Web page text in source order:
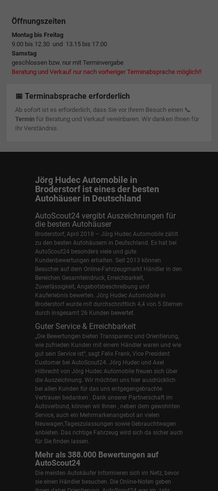
Öffnungszeiten
Montag bis Freitag
9.00 bis 12.30 und 13.15 bis 17.00
Samstag
geschlossen bzw. nur mit Terminvergabe
Beratung und Verkauf nur nach vorheriger Terminabsprache möglich!!
📅 Terminabsprache erforderlich
Ab sofort ist es erforderlich, dass Sie vor Ihrem Besuch einen 📞
Terminfür Beratung und Verkauf vereinbaren. Wir danken Ihnen für
Ihr Verständnis.
Jörg Hudec Automobile in
Broderstorf ist eines der besten
Autohäuser in Deutschland
AutoScout24 vergibt Auszeichnungen für
die besten Autohäuser
Broderstorf, April 2018 – Jörg Hudec Automobile zählt
zu den besten Autohäusern in Deutschland. Es hat bei
AutoScout24 besonders viele und gute
Kundenbewertungen erhalten. Seit 2013 können
Besucher auf dem Online-Fahrzeugmarkt Händler in den
Bereichen Gesamteindruck, Erreichbarkeit,
Zuverlässigkeit, Angebotsbeschreibung und
Kauferlebnis bewerten. Jörg Hudec Automobile in
Broderstorf wurde mit durchschnittlich 4,4 von 5 Sternen
durch insgesamt 26 Kunden bewertet.
Guter Service & Erreichbarkeit
„Die Bewertungen bieten Transparenz und Orientierung,
wie zufrieden Kunden mit einem Händler waren und wie
gut sein Service ist“, sagt Felix Frank, Vice President
Customer bei AutoScout24. Jörg Hudec und Axel
Hilbrecht von Jörg Hudec Automobile freuen sich über
die Auszeichnung. Wir möchten uns hier ausdrücklich
bei allen Kunden für das uns entgegengebrachte
Vertrauen bedanken . Dank unserer Partnerschaft im
Autoverbund, können wir Ihnen , neben dem gewohnten
Service, auch ein Mehrmarkenangebot an vielen
Neuwagen,Tageszulassungen sowie Gebrauchtwagen
anbieten. Das richtige Fahrzeug wird sich da sicher auch
für Sie finden lassen.
Mehr als 388.000 Bewertungen auf
AutoScout24
Die meisten Autokäufer informieren sich im Netz, bevor
sie einen Händler besuchen. Die Online-Noten geben